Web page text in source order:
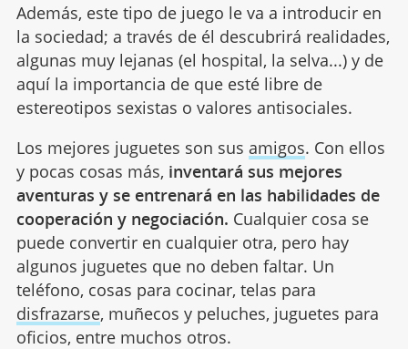
Además, este tipo de juego le va a introducir en
la sociedad; a través de él descubrirá realidades,
algunas muy lejanas (el hospital, la selva...) y de
aquí la importancia de que esté libre de
estereotipos sexistas o valores antisociales.
Los mejores juguetes son sus amigos. Con ellos
y pocas cosas más, inventará sus mejores
aventuras y se entrenará en las habilidades de
cooperación y negociación. Cualquier cosa se
puede convertir en cualquier otra, pero hay
algunos juguetes que no deben faltar. Un
teléfono, cosas para cocinar, telas para
disfrazarse, muñecos y peluches, juguetes para
oficios, entre muchos otros.